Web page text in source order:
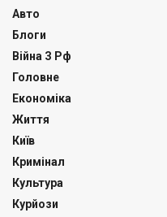
Авто
Блоги
Війна З Рф
Головне
Економіка
Життя
Київ
Кримінал
Культура
Курйози